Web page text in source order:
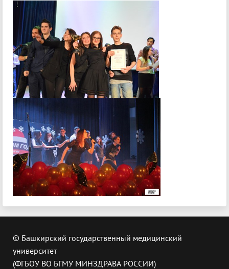
© Башкирский государственный медицинский
университет
(ФГБОУ ВО БГМУ МИНЗДРАВА РОССИИ)